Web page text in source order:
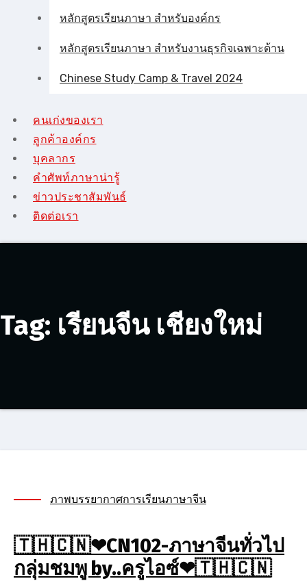
หลักสูตรเรียนภาษา สำหรับองค์กร
หลักสูตรเรียนภาษา สำหรับงานธุรกิจเฉพาะด้าน
Chinese Study Camp & Travel 2024
คนเก่งของเรา
ลูกค้าองค์กร
บุคลากร
คําศัพท์ภาษาน่ารู้
ข่าวประชาสัมพันธ์
ติดต่อเรา
Tag: เรียนจีน เชียงใหม่
ภาพบรรยากาศการเรียนภาษาจีน
🇹🇭🇨🇳❤CN102-ภาษาจีนทั่วไป
กลุ่มชมพู by..ครูไอซ์❤🇹🇭🇨🇳